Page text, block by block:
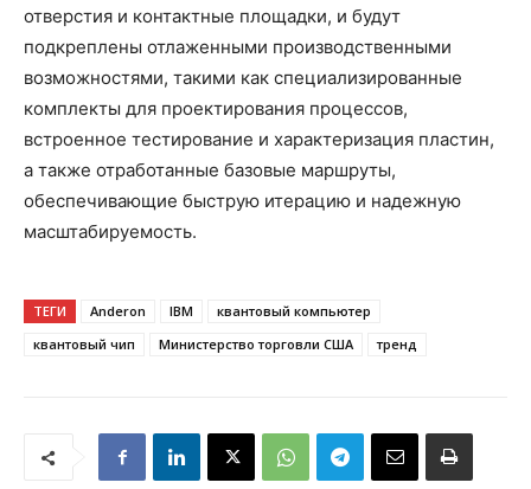
отверстия и контактные площадки, и будут
подкреплены отлаженными производственными
возможностями, такими как специализированные
комплекты для проектирования процессов,
встроенное тестирование и характеризация пластин,
а также отработанные базовые маршруты,
обеспечивающие быструю итерацию и надежную
масштабируемость.
ТЕГИ Anderon IBM
квантовый компьютер
квантовый чип
Министерство торговли США тренд